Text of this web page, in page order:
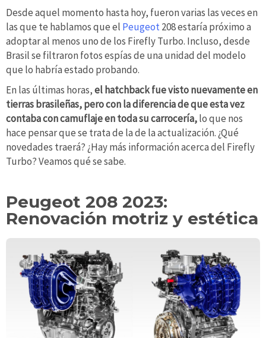
Desde aquel momento hasta hoy, fueron varias las veces en
las que te hablamos que el Peugeot208 estaría próximo a
adoptar al menos uno de los Firefly Turbo. Incluso, desde
Brasil se filtraron fotos espías de una unidad del modelo
que lo habría estado probando.
En las últimas horas,el hatchback fue visto nuevamente en
tierras brasileñas, pero con la diferencia de que esta vez
contaba con camuflaje en toda su carrocería,lo que nos
hace pensar que se trata de la de la actualización. ¿Qué
novedades traerá? ¿Hay más información acerca del Firefly
Turbo? Veamos qué se sabe.
Peugeot 208 2023:
Renovación motriz y estética